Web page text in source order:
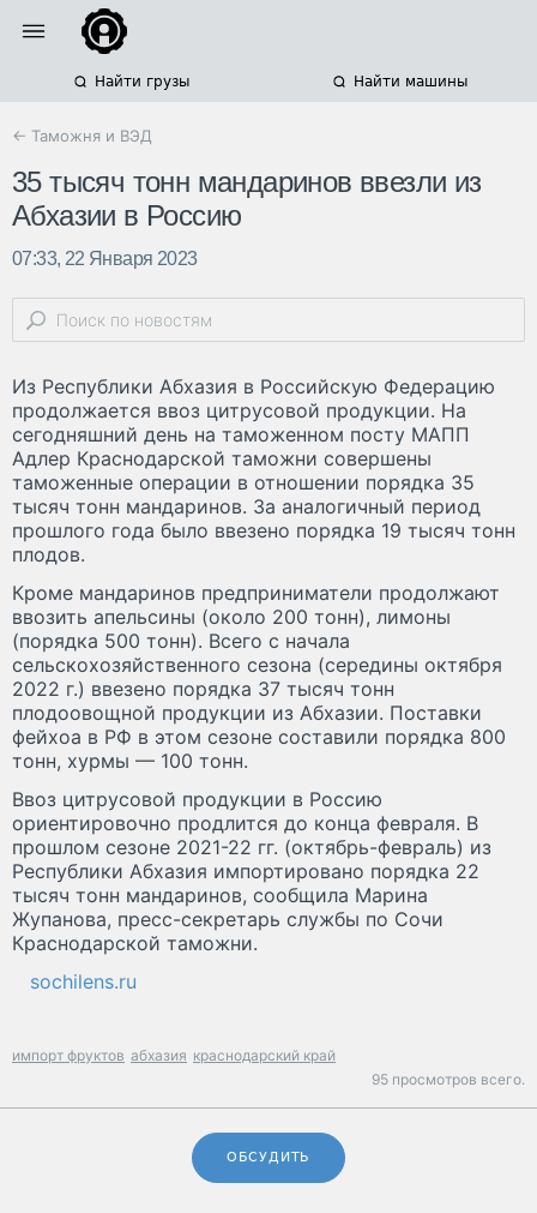
Найти грузы Найти машины
← Таможня и ВЭД
35 тысяч тонн мандаринов ввезли из
Абхазии в Россию
07:33, 22 Января 2023
Из Республики Абхазия в Российскую Федерацию
продолжается ввоз цитрусовой продукции. На
сегодняшний день на таможенном посту МАПП
Адлер Краснодарской таможни совершены
таможенные операции в отношении порядка 35
тысяч тонн мандаринов. За аналогичный период
прошлого года было ввезено порядка 19 тысяч тонн
плодов.
Кроме мандаринов предприниматели продолжают
ввозить апельсины (около 200 тонн), лимоны
(порядка 500 тонн). Всего с начала
сельскохозяйственного сезона (середины октября
2022 г.) ввезено порядка 37 тысяч тонн
плодоовощной продукции из Абхазии. Поставки
фейхоа в РФ в этом сезоне составили порядка 800
тонн, хурмы — 100 тонн.
Ввоз цитрусовой продукции в Россию
ориентировочно продлится до конца февраля. В
прошлом сезоне 2021-22 гг. (октябрь-февраль) из
Республики Абхазия импортировано порядка 22
тысяч тонн мандаринов, сообщила Марина
Жупанова, пресс-секретарь службы по Сочи
Краснодарской таможни.
sochilens.ru
импорт фруктов абхазия краснодарский край
95 просмотров всего.
ОБСУДИТЬ